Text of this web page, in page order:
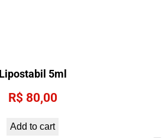
Lipostabil 5ml
R$ 80,00
Add to cart